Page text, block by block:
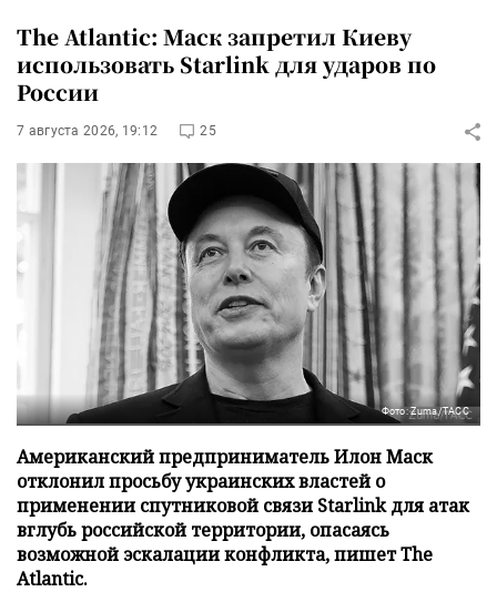
The Atlantic: Маск запретил Киеву
использовать Starlink для ударов по
России
7 августа 2026, 19:12 25
Фото: Zuma/ТАСС
Американский предприниматель Илон Маск
отклонил просьбу украинских властей о
применении спутниковой связи Starlink для атак
вглубь российской территории, опасаясь
возможной эскалации конфликта, пишет The
Atlantic.